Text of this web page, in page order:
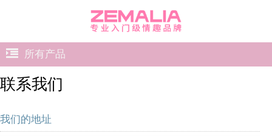
所有产品
联系我们
我们的地址